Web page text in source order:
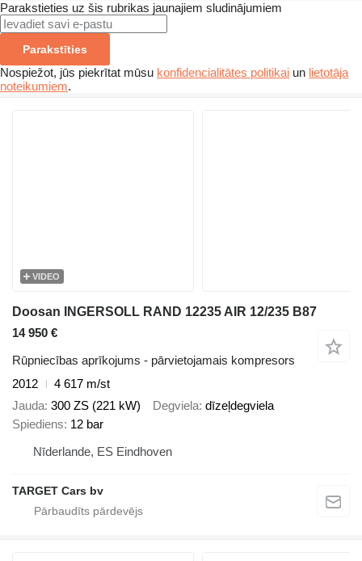
Parakstieties uz šis rubrikas jaunajiem sludinājumiem
Parakstīties
Nospiežot, jūs piekrītat mūsu konfidencialitātes politikai un lietotāja
noteikumiem.
VIDEO
Doosan INGERSOLL RAND 12235 AIR 12/235 B87
14 950 €
Rūpniecības aprīkojums - pārvietojamais kompresors
2012
4 617 m/st
Jauda 300 ZS (221 kW) Degviela dīzeļdegviela
Spiediens 12 bar
Nīderlande, ES Eindhoven
TARGET Cars bv